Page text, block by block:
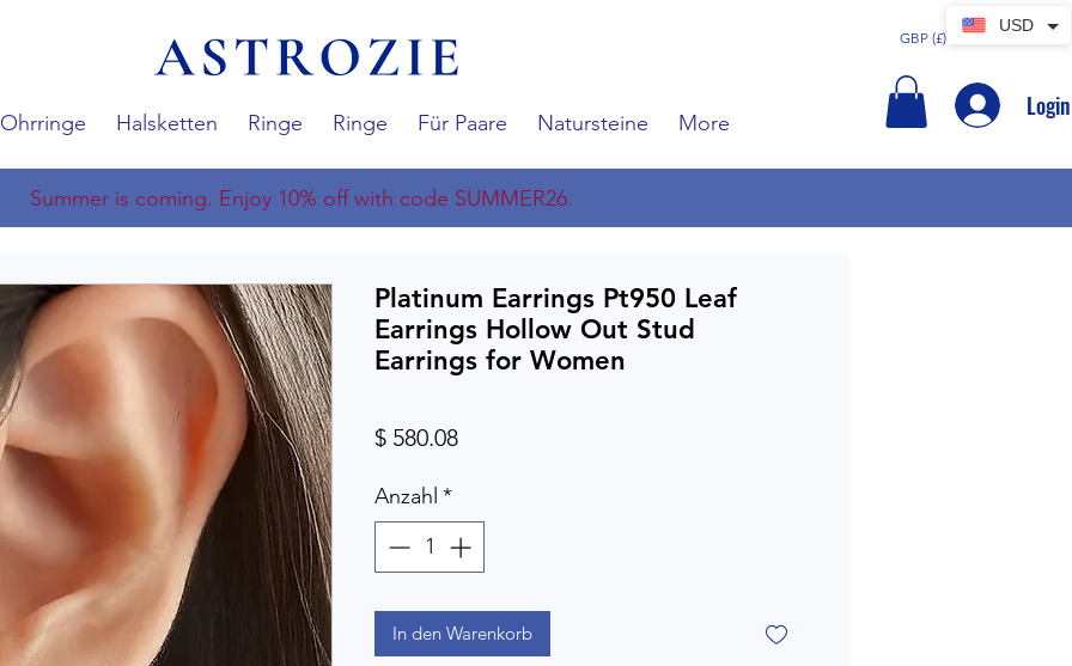
Ohrringe Halsketten Ringe Ringe Für Paare Natursteine More
GBP (£)
Login
Summer is coming. Enjoy 10% off with code SUMMER26.
Platinum Earrings Pt950 Leaf
Earrings Hollow Out Stud
Earrings for Women
$ 580.08Preis
Anzahl *
In den Warenkorb
USD